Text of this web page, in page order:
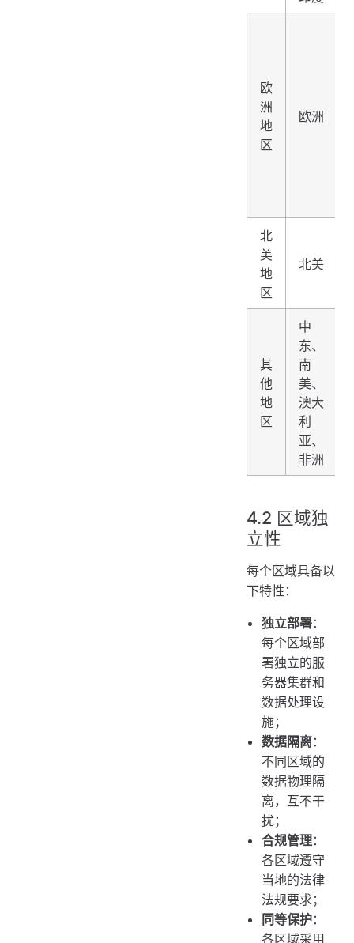
欧
洲
地
区
欧洲
北
美
地
区
北美
其
他
地
区
中
东、
南
美、
澳大
利
亚、
非洲
4.2 区域独
立性
每个区域具备以
下特性：
独立部署：
每个区域部
署独立的服
务器集群和
数据处理设
施；
数据隔离：
不同区域的
数据物理隔
离，互不干
扰；
合规管理：
各区域遵守
当地的法律
法规要求；
同等保护：
各区域采用